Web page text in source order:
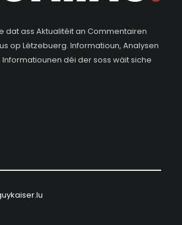
dat ass Aktualitéit an Commentairen
op Lëtzebuerg. Informatioun, Analysen
déi der soss wäit siche